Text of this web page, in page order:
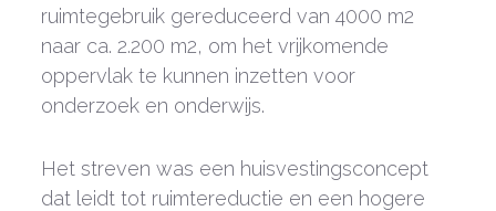
ruimtegebruik gereduceerd van 4000 m2
naar ca. 2.200 m2, om het vrijkomende
oppervlak te kunnen inzetten voor
onderzoek en onderwijs.
Het streven was een huisvestingsconcept
dat leidt tot ruimtereductie en een hogere